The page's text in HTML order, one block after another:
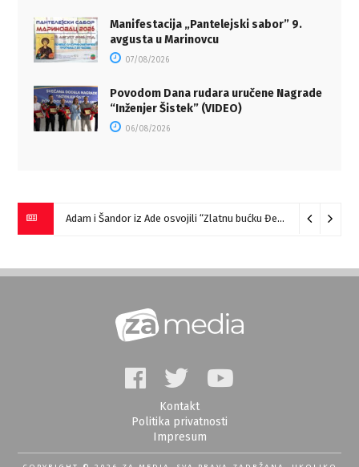
Manifestacija „Pantelejski sabor” 9.
avgusta u Marinovcu
07/08/2026
Povodom Dana rudara uručene Nagrade
“Inženjer Šistek” (VIDEO)
06/08/2026
Adam i Šandor iz Ade osvojili “Zlatnu bućku Đerdapa” 09/08/
Kontakt
Politika privatnosti
Impresum